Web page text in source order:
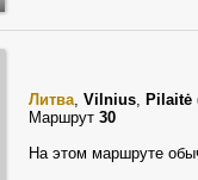
Литва, Vilnius, Pilaitė
Маршрут 30
На этом маршруте